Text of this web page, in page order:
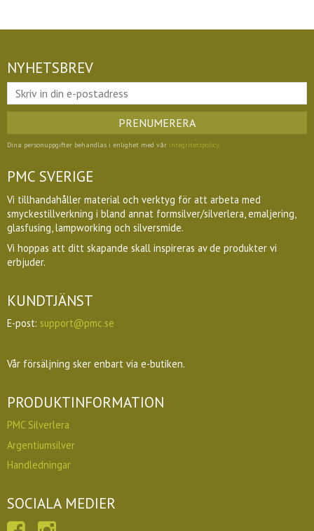
NYHETSBREV
PRENUMERERA
Dina personuppgifter behandlas i enlighet med vår integritetspolicy.
PMC SVERIGE
Vi tillhandahåller material och verktyg för att arbeta med
smyckestillverkning i bland annat formsilver/silverlera, emaljering,
glasfusing, lampworking och silversmide.
Vi hoppas att ditt skapande skall inspireras av de produkter vi
erbjuder.
KUNDTJÄNST
E-post: support@pmc.se
Vår försäljning sker enbart via e-butiken.
PRODUKTINFORMATION
PMC Silverlera
Argentiumsilver
Handledningar
SOCIALA MEDIER